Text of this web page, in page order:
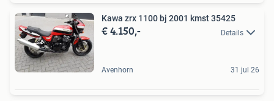
Kawa zrx 1100 bj 2001 kmst 35425
€ 4.150,- Details
Avenhorn 31 jul 26